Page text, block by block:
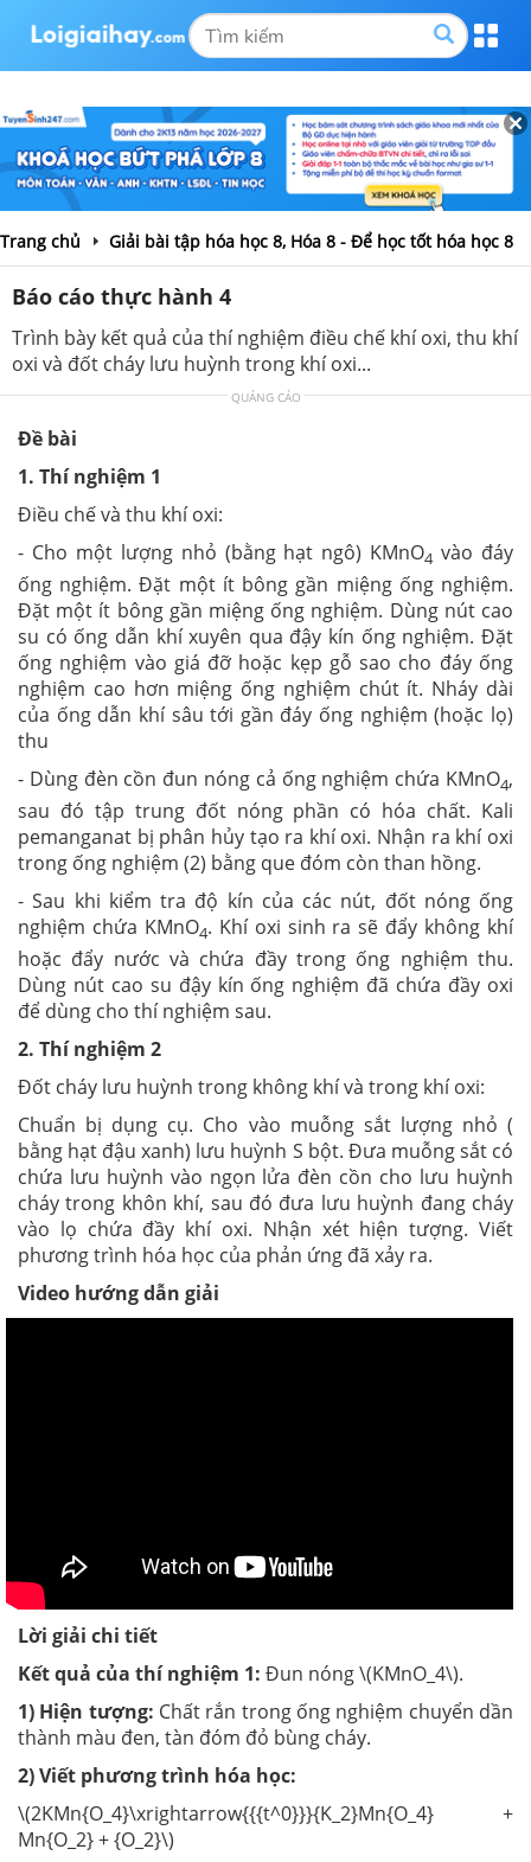
Trang chủ Giải bài tập hóa học 8, Hóa 8 - Để học tốt hóa học 8
Báo cáo thực hành 4
Trình bày kết quả của thí nghiệm điều chế khí oxi, thu khí
oxi và đốt cháy lưu huỳnh trong khí oxi...
QUẢNG CÁO
Đề bài
1. Thí nghiệm 1
Điều chế và thu khí oxi:
- Cho một lượng nhỏ (bằng hạt ngô) KMnO4 vào đáy
ống nghiệm. Đặt một ít bông gần miệng ống nghiệm.
Đặt một ít bông gần miệng ống nghiệm. Dùng nút cao
su có ống dẫn khí xuyên qua đậy kín ống nghiệm. Đặt
ống nghiệm vào giá đỡ hoặc kẹp gỗ sao cho đáy ống
nghiệm cao hơn miệng ống nghiệm chút ít. Nháy dài
của ống dẫn khí sâu tới gần đáy ống nghiệm (hoặc lọ)
thu
- Dùng đèn cồn đun nóng cả ống nghiệm chứa KMnO4,
sau đó tập trung đốt nóng phần có hóa chất. Kali
pemanganat bị phân hủy tạo ra khí oxi. Nhận ra khí oxi
trong ống nghiệm (2) bằng que đóm còn than hồng.
- Sau khi kiểm tra độ kín của các nút, đốt nóng ống
nghiệm chứa KMnO4. Khí oxi sinh ra sẽ đẩy không khí
hoặc đẩy nước và chứa đầy trong ống nghiệm thu.
Dùng nút cao su đậy kín ống nghiệm đã chứa đầy oxi
để dùng cho thí nghiệm sau.
2. Thí nghiệm 2
Đốt cháy lưu huỳnh trong không khí và trong khí oxi:
Chuẩn bị dụng cụ. Cho vào muỗng sắt lượng nhỏ (
bằng hạt đậu xanh) lưu huỳnh S bột. Đưa muỗng sắt có
chứa lưu huỳnh vào ngọn lửa đèn cồn cho lưu huỳnh
cháy trong khôn khí, sau đó đưa lưu huỳnh đang cháy
vào lọ chứa đầy khí oxi. Nhận xét hiện tượng. Viết
phương trình hóa học của phản ứng đã xảy ra.
Video hướng dẫn giải
Lời giải chi tiết
Kết quả của thí nghiệm 1: Đun nóng \(KMnO_4\).
1) Hiện tượng: Chất rắn trong ống nghiệm chuyển dần
thành màu đen, tàn đóm đỏ bùng cháy.
2) Viết phương trình hóa học:
\(2KMn{O_4}\xrightarrow{{{t^0}}}{K_2}Mn{O_4} +
Mn{O_2} + {O_2}\)